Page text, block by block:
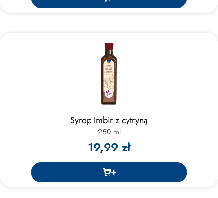
Syrop Imbir z cytryną
250 ml
19,99 zł